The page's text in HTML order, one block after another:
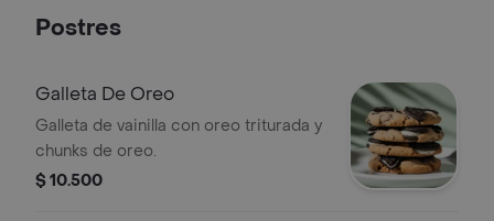
Postres
Galleta De Oreo
Galleta de vainilla con oreo triturada y
chunks de oreo.
$ 10.500